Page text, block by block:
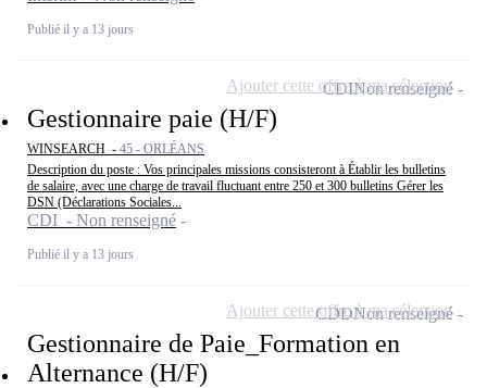
Publié il y a 13 jours
Gestionnaire paie (H/F)
WINSEARCH - 45 - ORLÉANS
Description du poste : Vos principales missions consisteront à Établir les bulletins
de salaire, avec une charge de travail fluctuant entre 250 et 300 bulletins Gérer les
DSN (Déclarations Sociales...
CDI - Non renseigné
Publié il y a 13 jours
CDINon renseigné
Ajouter cette offre à ma sélection
Gestionnaire de Paie_Formation en
Alternance (H/F)
CDDNon renseigné
Ajouter cette offre à ma sélection